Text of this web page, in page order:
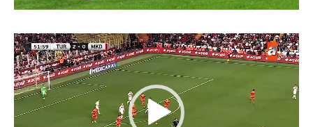
Video
Player